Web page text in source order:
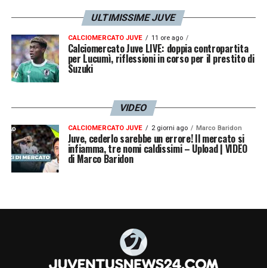
ULTIMISSIME JUVE
CALCIOMERCATO JUVE 11 ore ago
Calciomercato Juve LIVE: doppia contropartita
per Lucumì, riflessioni in corso per il prestito di
Suzuki
VIDEO
CALCIOMERCATO JUVE 2 giorni ago Marco Baridon
Juve, cederlo sarebbe un errore! Il mercato si
infiamma, tre nomi caldissimi – Upload | VIDEO
di Marco Baridon